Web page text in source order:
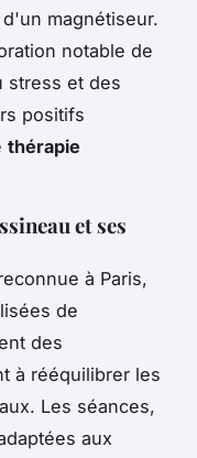
magnétiseur.
notable de
stress et des
positifs
thérapie
et ses
à Paris,
de
des
à rééquilibrer les
Les séances,
aux